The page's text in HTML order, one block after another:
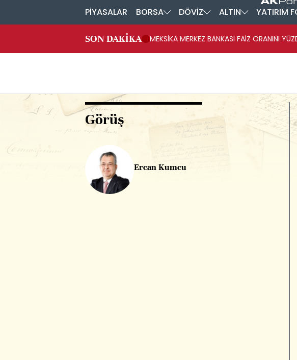
PİYASALAR BORSA DÖVİZ ALTIN YATIRIM
SON DAKİKA MEKSİKA MERKEZ BANKASI FAİZ ORANINI
Görüş
Ercan Kumcu